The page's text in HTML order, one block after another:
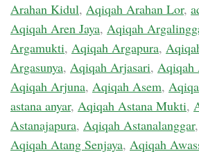
Arahan Kidul, Aqiqah Arahan Lor,
Aqiqah Aren Jaya, Aqiqah
Argamukti, Aqiqah Argapura,
Argasunya, Aqiqah Arjasari, Aqiqah
Aqiqah Arjuna, Aqiqah Asem,
astana anyar, Aqiqah Astana Mukti,
Astanajapura, Aqiqah Astanalanggar,
Aqiqah Atang Senjaya, Aqiqah